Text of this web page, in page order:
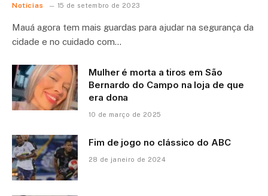
Notícias 15 de setembro de 2023
Mauá agora tem mais guardas para ajudar na segurança da
cidade e no cuidado com…
Mulher é morta a tiros em São
Bernardo do Campo na loja de que
era dona
10 de março de 2025
Fim de jogo no clássico do ABC
28 de janeiro de 2024